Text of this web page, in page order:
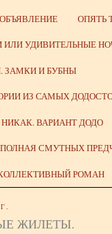
ОПЯТЬ
ИЛИ УДИВИТЕЛЬНЫЕ
ЗАМКИ И БУБНЫ
ИЗ САМЫХ
ВАРИАНТ ДОДО
СМУТНЫХ
РОМАН
ЖИЛЕТЫ.